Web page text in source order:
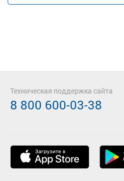
Техническая поддержка сайта
8 800 600-03-38